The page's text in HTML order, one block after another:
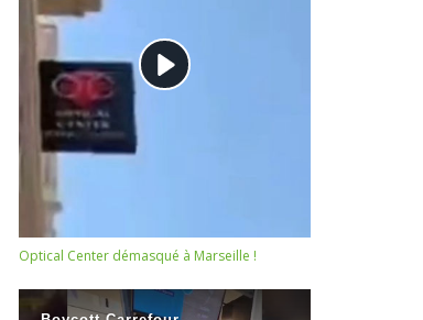
Optical Center démasqué à Marseille !